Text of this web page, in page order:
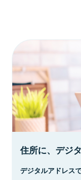
住所に、デジ
デジタルアドレス